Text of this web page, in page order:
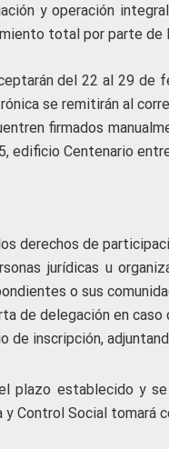
y operación
total por parte de
del 22 al 29 de
se remitirán al
firmados
edificio Centenario
derechos de
jurídicas u
o sus
de delegación en
de inscripción,
plazo establecido y
y Control Social